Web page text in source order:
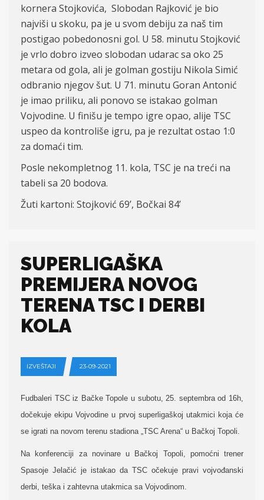
kornera Stojkovića, Slobodan Rajković je bio
najviši u skoku, pa je u svom debiju za naš tim
postigao pobedonosni gol. U 58. minutu Stojković
je vrlo dobro izveo slobodan udarac sa oko 25
metara od gola, ali je golman gostiju Nikola Simić
odbranio njegov šut. U 71. minutu Goran Antonić
je imao priliku, ali ponovo se istakao golman
Vojvodine. U finišu je tempo igre opao, alije TSC
uspeo da kontroliše igru, pa je rezultat ostao 1:0
za domaći tim.
Posle nekompletnog 11. kola, TSC je na treći na
tabeli sa 20 bodova.
Žuti kartoni: Stojković 69’, Bočkai 84’
SUPERLIGAŠKA
PREMIJERA NOVOG
TERENA TSC I DERBI
KOLA
IZVEŠTAJI 23-09-2021
Fudbaleri TSC iz Bačke Topole u subotu, 25. septembra od 16h,
dočekuje ekipu Vojvodine u prvoj superligaškoj utakmici koja će
se igrati na novom terenu stadiona „TSC Arena“ u Bačkoj Topoli.
Na konferenciji za novinare u Bačkoj Topoli, pomoćni trener
Spasoje Jelačić je istakao da TSC očekuje pravi vojvođanski
derbi, teška i zahtevna utakmica sa Vojvodinom.